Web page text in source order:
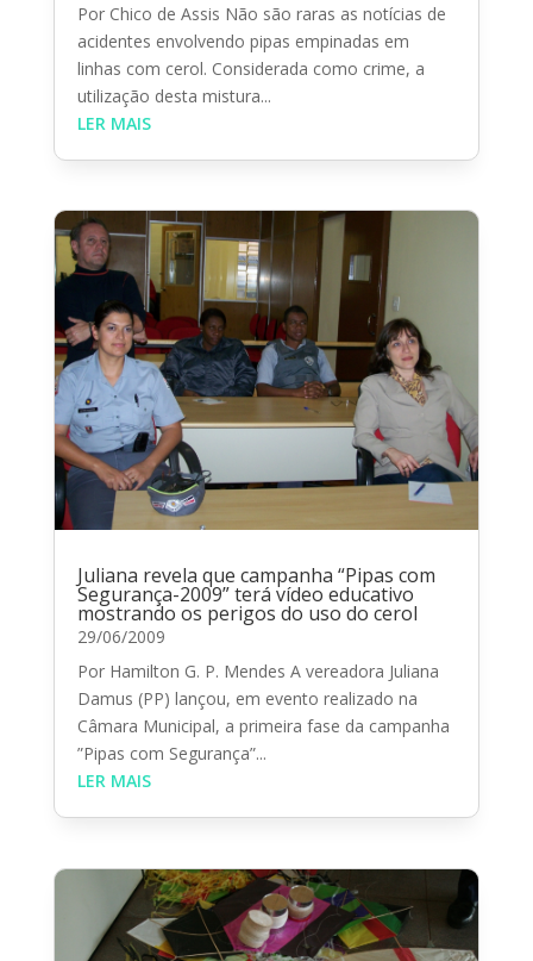
Por Chico de Assis Não são raras as notícias de
acidentes envolvendo pipas empinadas em
linhas com cerol. Considerada como crime, a
utilização desta mistura...
LER MAIS
Juliana revela que campanha “Pipas com
Segurança-2009” terá vídeo educativo
mostrando os perigos do uso do cerol
29/06/2009
Por Hamilton G. P. Mendes A vereadora Juliana
Damus (PP) lançou, em evento realizado na
Câmara Municipal, a primeira fase da campanha
”Pipas com Segurança”...
LER MAIS